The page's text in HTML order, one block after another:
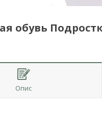
обувь
Опис